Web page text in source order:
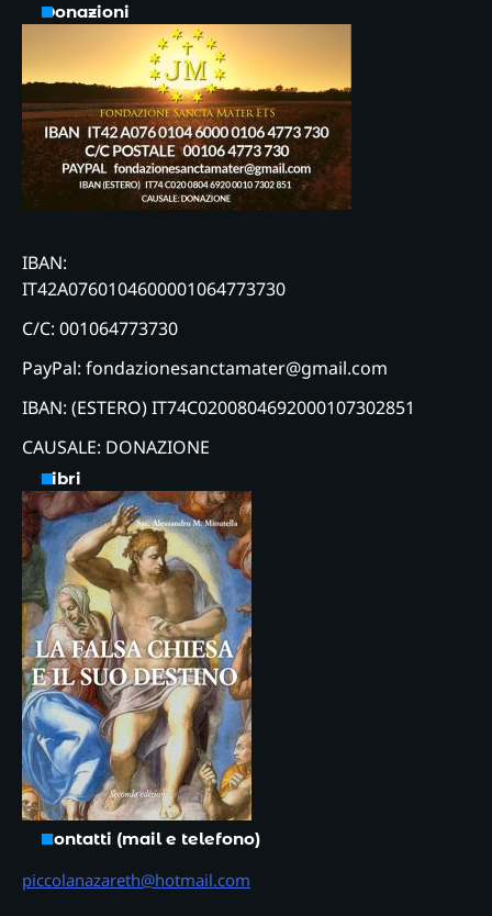
Donazioni
IBAN:
IT42A0760104600001064773730
C/C: 001064773730
PayPal: fondazionesanctamater@gmail.com
IBAN: (ESTERO) IT74C0200804692000107302851
CAUSALE: DONAZIONE
Libri
Contatti (mail e telefono)
piccolanazareth@hotmail.com